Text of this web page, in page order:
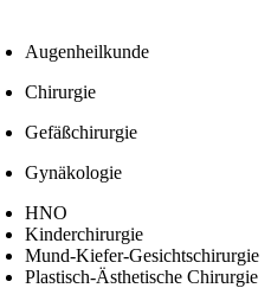
Augenheilkunde
Chirurgie
Gefäßchirurgie
Gynäkologie
HNO
Kinderchirurgie
Mund-Kiefer-Gesichtschirurgie
Plastisch-Ästhetische Chirurgie